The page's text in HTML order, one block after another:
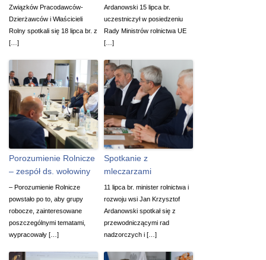
Związków Pracodawców-
Dzierżawców i Właścicieli
Rolny spotkali się 18 lipca br. z
[…]
Ardanowski 15 lipca br.
uczestniczył w posiedzeniu
Rady Ministrów rolnictwa UE
[…]
Porozumienie Rolnicze
– zespół ds. wołowiny
– Porozumienie Rolnicze
powstało po to, aby grupy
robocze, zainteresowane
poszczególnymi tematami,
wypracowały […]
Spotkanie z
mleczarzami
11 lipca br. minister rolnictwa i
rozwoju wsi Jan Krzysztof
Ardanowski spotkał się z
przewodniczącymi rad
nadzorczych i […]